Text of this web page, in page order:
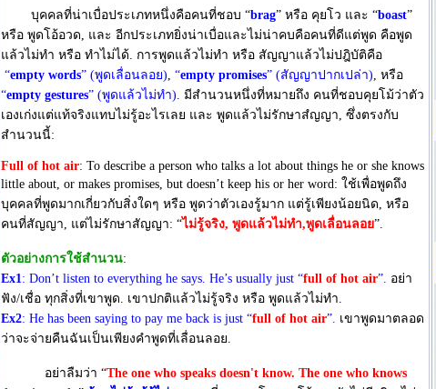
บุคคลที่น่าเบื่อประเภทหนึ่งคือคนที่ชอบ “brag” หรือ คุยโว และ “boast”
หรือ พูดโอ้อวด, และ อีกประเภทยิ่งน่าเบื่อและไม่น่าคบคือคนที่ดีแต่พูด คือพูด
แล้วไม่ทำ หรือ ทำไม่ได้. การพูดแล้วไม่ทำ หรือ สัญญาแล้วไม่ปฎิบัติคือ
“empty words” (พูดเลื่อนลอย), “empty promises” (สัญญาปากเปล่า), หรือ
“empty gestures” (พูดแล้วไม่ทำ). มีสำนวนหนึ่งที่หมายถึง คนที่ชอบคุยโม้ว่าตัว
เองเก่งแต่แท้จริงแทบไม่รู้อะไรเลย และ พูดแล้วไม่รักษาสํญญา, ซึ่งตรงกับ
สำนวนนี้:
Full of hot air: To describe a person who talks a lot about things he or she knows
little about, or makes promises, but doesn’t keep his or her word: ใช้เพื่อพูดถึง
บุคคลที่พูดมากเกี่ยวกับสิ่งใดๆ หรือ พูดว่าตัวเองรู้มาก แต่รู้เพียงน้อยนิด, หรือ
คนที่สัญญา, แต่ไม่รักษาสัญญา: “ไม่รู้จริง, พูดแล้วไม่ทำ,พูดเลื่อนลอย”.
ตัวอย่างการใช้สํานวน:
Ex1: Don’t listen to everything he says. He’s usually just “full of hot air”. อย่า
ฟัง/เชื่อ ทุกสิ่งที่เขาพูด. เขาปกติแล้วไม่รู้จริง หรือ พูดแล้วไม่ทำ.
Ex2: He has been saying to pay me back is just “full of hot air”. เขาพูดมาตลอด
ว่าจะจ่ายคืนฉันเป็นเพียงคำพูดที่เลื่อนลอย.
อย่าลืมว่า “The one who speaks doesn't know. The one who knows